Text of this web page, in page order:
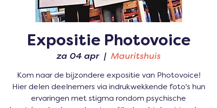
Expositie Photovoice
za 04 apr
  |
Mauritshuis
Kom naar de bijzondere expositie van Photovoice!
Hier delen deelnemers via indrukwekkende foto's hun
ervaringen met stigma rondom psychische